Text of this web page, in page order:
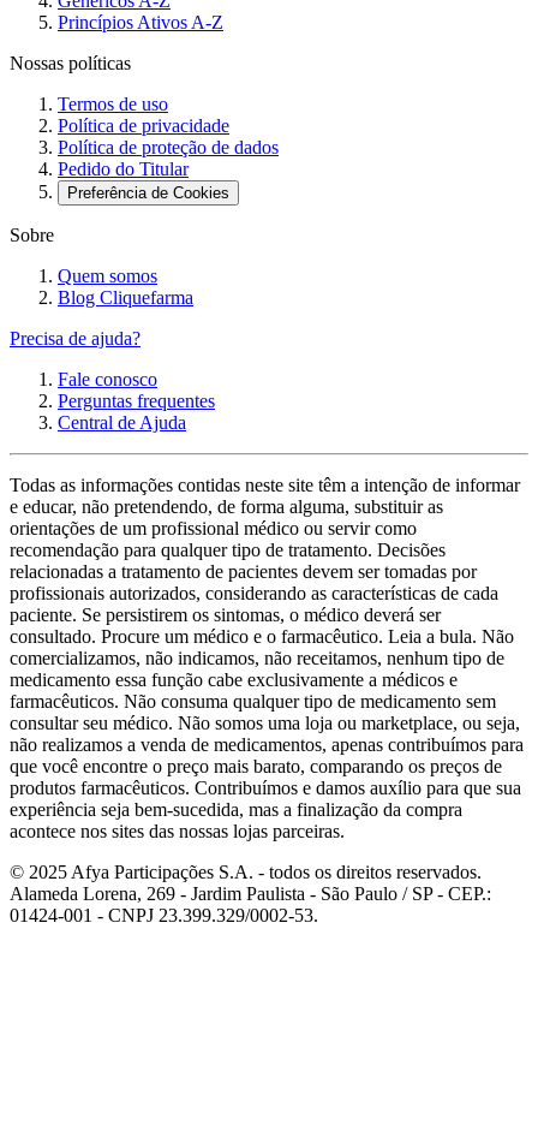
Tanto as fraldas descartáveis quanto as fraldas de pano têm
suas vantagens e desvantagens. A escolha final depende das
financeira da família. Se você está em dúvida, considere
experimentar ambos os tipos para descobrir qual é a melhor
opção para você e seu bebê.
Como cuidar da pele do bebê durante as
trocas de fraldas?
delicada do bebê para evitar irritações e assaduras. Aqui
estão algumas dicas para ajudar a manter a pele do bebê
saudável:
Limpeza adequada: use água morna e um pano macio
ou lenços umedecidos sem perfume para limpar o bebê.
Certifique-se de limpar completamente as dobras de pele e
áreas difíceis de alcançar.
Troca frequente de fraldas: troque a fralda do bebê
com frequência para evitar que a pele fique em contato
prolongado com a urina e as fezes.
Uso de creme de assaduras e pomadas: use um
creme de assaduras caso o bebê esteja assado ou
pomadas de barreira como forma de prevenção para ajudar a
proteger a pele do bebê contra a umidade e fricção.
Certifique-se de escolher um creme que seja seguro para
bebês e sem perfume.
Seque bem o seu bebê, antes de colocar a fralda
totalmente seca antes de colocar a nova fralda. Dê
preferência para fraldas de material respirável e menos
Princípios Ativos A-Z
Nossas políticas
Termos de uso
Política de privacidade
Política de proteção de dados
Pedido do Titular
Preferência de Cookies
Sobre
Quem somos
Blog Cliquefarma
Precisa de ajuda?
Fale conosco
Perguntas frequentes
Central de Ajuda
Todas as informações contidas neste site têm a intenção de informar
e educar, não pretendendo, de forma alguma, substituir as
orientações de um profissional médico ou servir como
recomendação para qualquer tipo de tratamento. Decisões
relacionadas a tratamento de pacientes devem ser tomadas por
profissionais autorizados, considerando as características de cada
paciente. Se persistirem os sintomas, o médico deverá ser
consultado. Procure um médico e o farmacêutico. Leia a bula. Não
comercializamos, não indicamos, não receitamos, nenhum tipo de
medicamento essa função cabe exclusivamente a médicos e
farmacêuticos. Não consuma qualquer tipo de medicamento sem
consultar seu médico. Não somos uma loja ou marketplace, ou seja,
não realizamos a venda de medicamentos, apenas contribuímos para
que você encontre o preço mais barato, comparando os preços de
produtos farmacêuticos. Contribuímos e damos auxílio para que sua
experiência seja bem-sucedida, mas a finalização da compra
acontece nos sites das nossas lojas parceiras.
© 2025 Afya Participações S.A. - todos os direitos reservados.
Alameda Lorena, 269 - Jardim Paulista - São Paulo / SP - CEP.:
01424-001 - CNPJ 23.399.329/0002-53.